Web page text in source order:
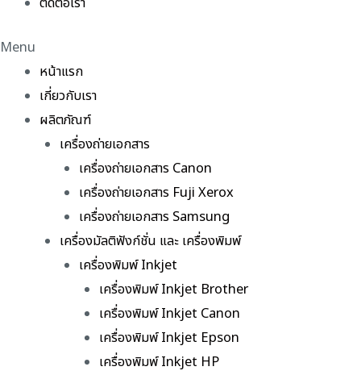
Menu
หน้าแรก
เกี่ยวกับเรา
ผลิตภัณฑ์
เครื่องถ่ายเอกสาร
เครื่องถ่ายเอกสาร Canon
เครื่องถ่ายเอกสาร Fuji Xerox
เครื่องถ่ายเอกสาร Samsung
เครื่องมัลติฟังก์ชั่น และ เครื่องพิมพ์
เครื่องพิมพ์ Inkjet
เครื่องพิมพ์ Inkjet Brother
เครื่องพิมพ์ Inkjet Canon
เครื่องพิมพ์ Inkjet Epson
เครื่องพิมพ์ Inkjet HP